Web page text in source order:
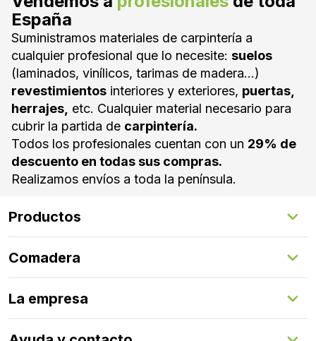
España
Suministramos materiales de carpintería a
cualquier profesional que lo necesite: suelos
(laminados, vinílicos, tarimas de madera...)
revestimientos interiores y exteriores, puertas,
herrajes, etc. Cualquier material necesario para
cubrir la partida de carpintería.
Todos los profesionales cuentan con un 29% de
descuento en todas sus compras.
Realizamos envíos a toda la península.
Productos
Suelos Exteriores
Revestimientos Exteriores
Revestimientos Interiores
Puertas
Herrajes
Comadera
Gestión de servicios
Comadera Connect™
La empresa